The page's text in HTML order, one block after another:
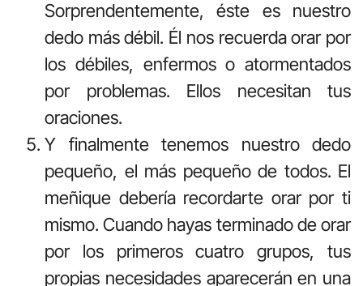
Sorprendentemente, éste es nuestro
dedo más débil. Él nos recuerda orar por
los débiles, enfermos o atormentados
por problemas. Ellos necesitan tus
oraciones.
Y finalmente tenemos nuestro dedo
pequeño, el más pequeño de todos. El
meñique debería recordarte orar por ti
mismo. Cuando hayas terminado de orar
por los primeros cuatro grupos, tus
propias necesidades aparecerán en una